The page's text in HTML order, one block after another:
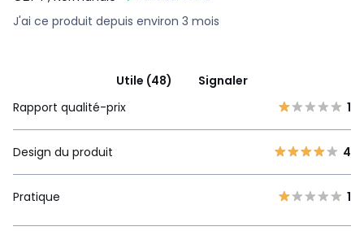
J'ai ce produit depuis environ 3 mois
Utile (48)
Signaler
Rapport qualité-prix
1
Design du produit 4
Pratique 1